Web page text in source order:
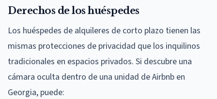
Derechos de los huéspedes
Los huéspedes de alquileres de corto plazo tienen las
mismas protecciones de privacidad que los inquilinos
tradicionales en espacios privados. Si descubre una
cámara oculta dentro de una unidad de Airbnb en
Georgia, puede: